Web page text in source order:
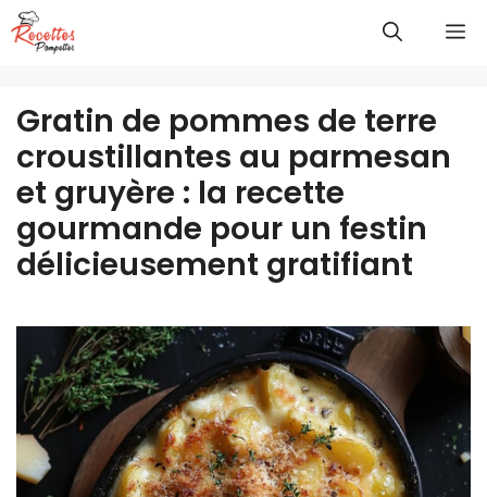
Aller
au
Gratin de pommes de terre
croustillantes au parmesan
et gruyère : la recette
gourmande pour un festin
délicieusement gratifiant